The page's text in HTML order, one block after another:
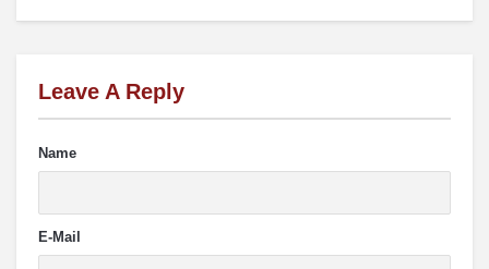
Leave A Reply
Name
E-Mail